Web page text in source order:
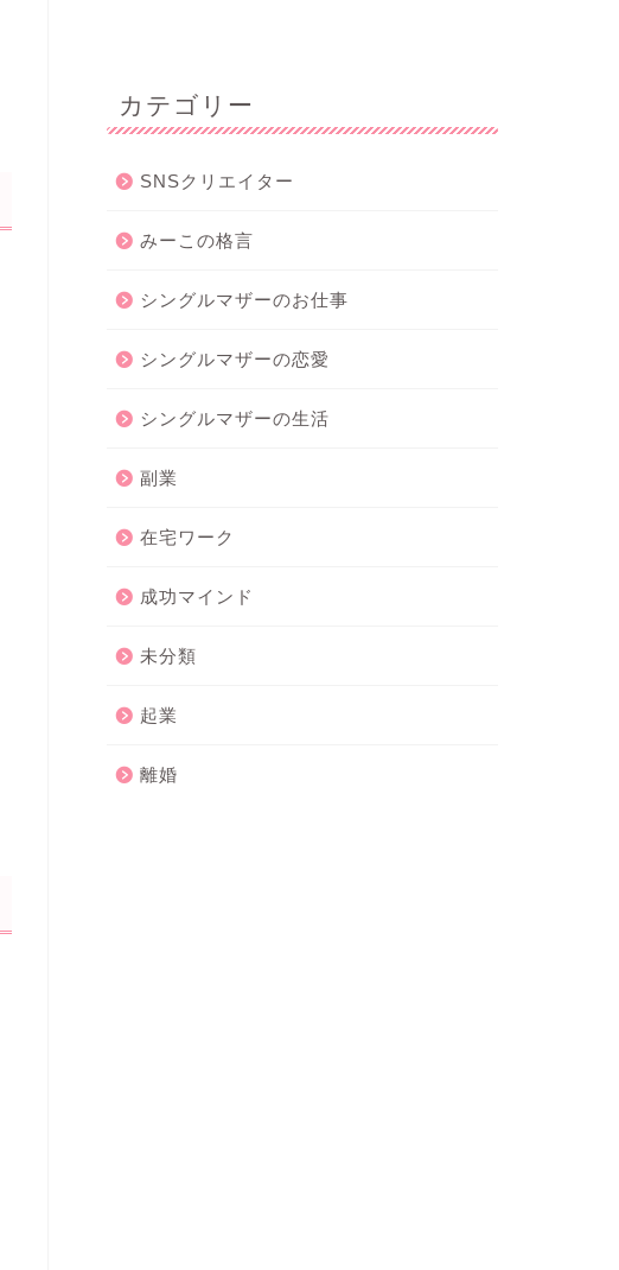
カテゴリー
SNSクリエイター
みーこの格言
シングルマザーのお仕事
シングルマザーの恋愛
シングルマザーの生活
副業
在宅ワーク
成功マインド
未分類
起業
離婚